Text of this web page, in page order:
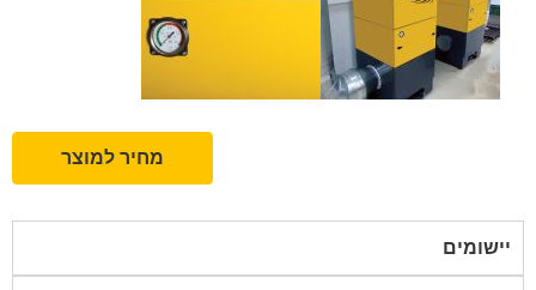
מחיר למוצר
יישומים